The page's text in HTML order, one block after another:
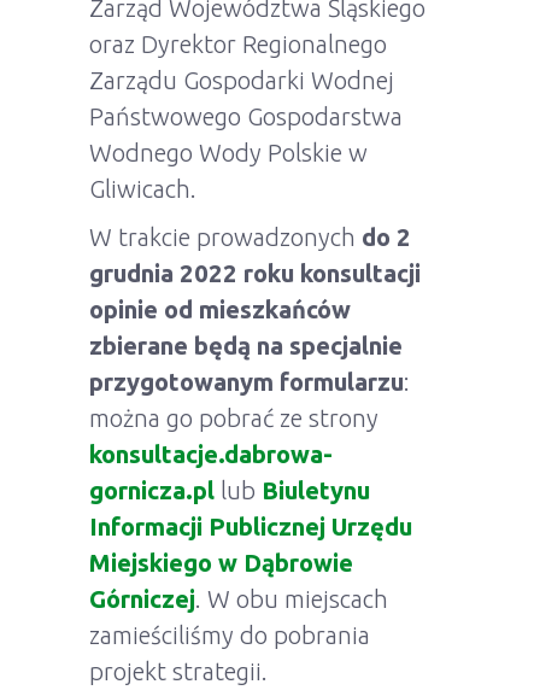
Zarząd Województwa Śląskiego
oraz Dyrektor Regionalnego
Zarządu Gospodarki Wodnej
Państwowego Gospodarstwa
Wodnego Wody Polskie w
Gliwicach.
W trakcie prowadzonych do 2
grudnia 2022 roku konsultacji
opinie od mieszkańców
zbierane będą na specjalnie
przygotowanym formularzu:
można go pobrać ze strony
konsultacje.dabrowa-
gornicza.pl lub Biuletynu
Informacji Publicznej Urzędu
Miejskiego w Dąbrowie
Górniczej . W obu miejscach
zamieściliśmy do pobrania
projekt strategii.